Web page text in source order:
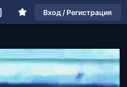
Вход / Регистрация